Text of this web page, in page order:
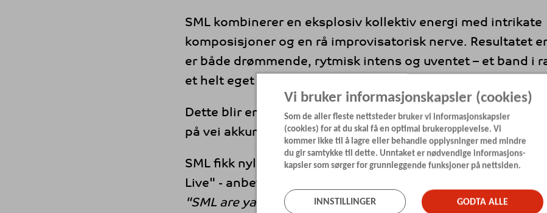
SML kombinerer en eksplosiv kollektiv energi med intrikate
komposisjoner og en rå improvisatorisk nerve. Resultatet
er både drømmende, rytmisk intens og uventet – et band i
et helt eget sound.
Dette blir en konsertopplevelse for alle som vil høre hvor
på vei akkurat nå.
SML fikk nylig flott omtale iPitchforkfor albumet
Live" - anbefalt lesing!
"SML are yanking on numerous tendrils that have been
Vi bruker informasjonskapsler (cookies)
Som de aller fleste nettsteder bruker vi informasjonskapsler
(cookies) for at du skal få en optimal brukeropplevelse. Vi
kommer ikke til å lagre eller behandle opplysninger med mindre
du gir samtykke til dette. Unntaket er nødvendige informasjons-
kapsler som sørger for grunnleggende funksjoner på nettsiden.
INNSTILLINGER GODTA ALLE